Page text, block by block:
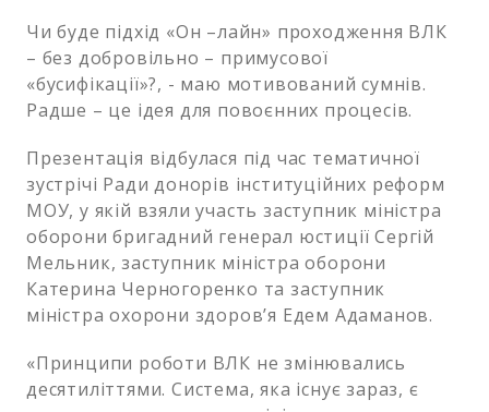
Чи буде підхід «Он –лайн» проходження ВЛК
– без добровільно – примусової
«бусифікації»?, - маю мотивований сумнів.
Радше – це ідея для повоєнних процесів.
Презентація відбулася під час тематичної
зустрічі Ради донорів інституційних реформ
МОУ, у якій взяли участь заступник міністра
оборони бригадний генерал юстиції Сергій
Мельник, заступник міністра оборони
Катерина Черногоренко та заступник
міністра охорони здоров’я Едем Адаманов.
«Принципи роботи ВЛК не змінювались
десятиліттями. Система, яка існує зараз, є